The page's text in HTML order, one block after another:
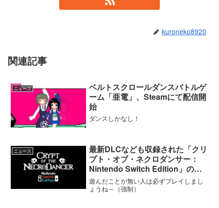
kuroneko8920
関連記事
ニュース
ベルトスクロールダンスバトルゲ
ーム「亜電」、Steamにて配信開
始
ダンスしかなし！
ニュース
最新DLCなども収録された「クリ
プト・オブ・ネクロダンサー：
Nintendo Switch Edition」の配
信日が2月1日に決定
遊んだことが無い人は必ずプレイしまし
ょうね～（強制）